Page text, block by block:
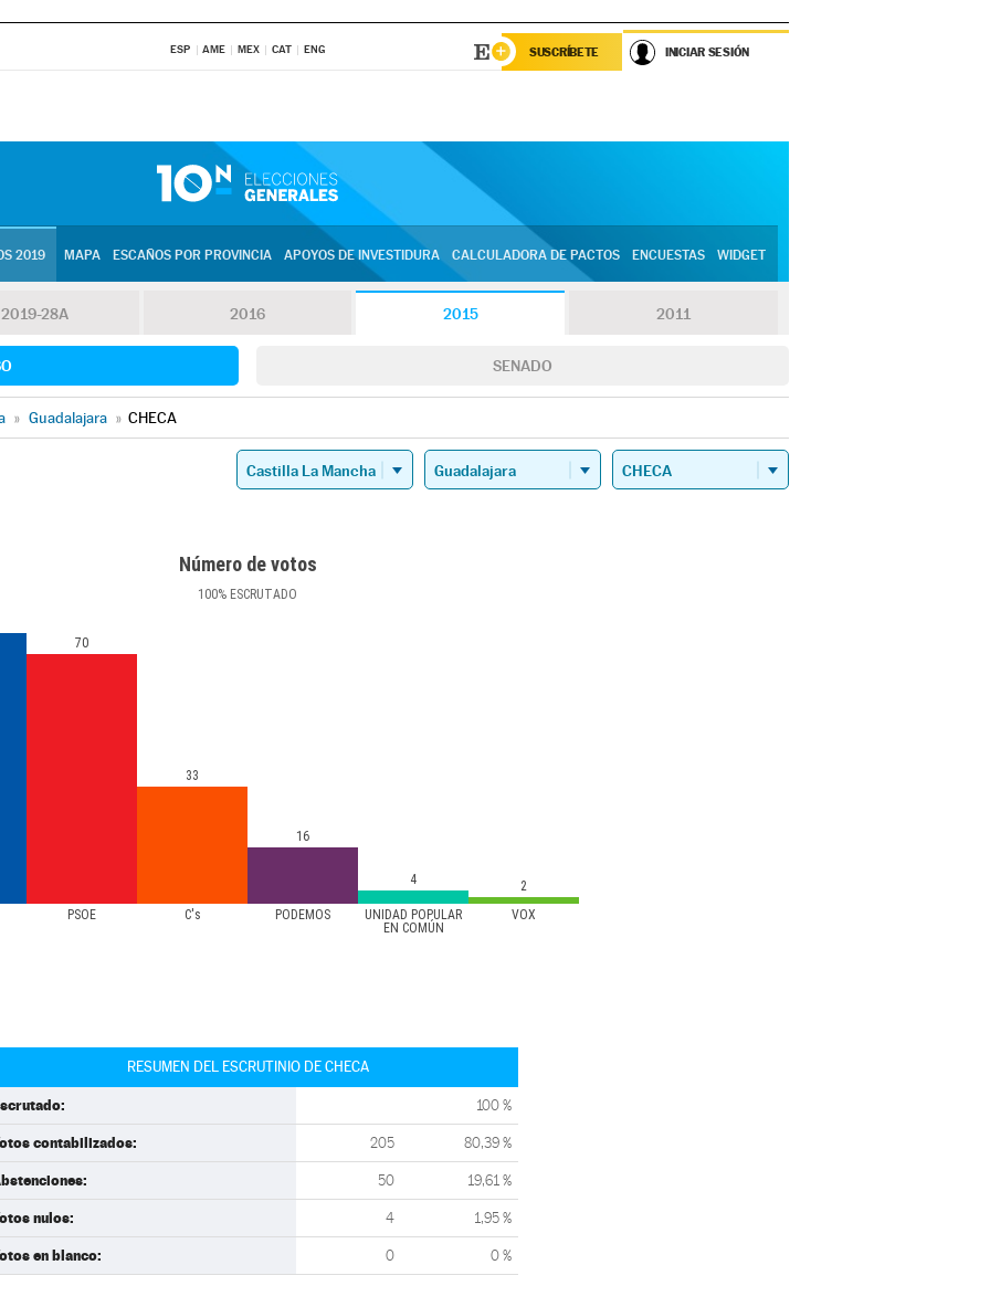
ESP AME MEX CAT ENG SUSCRÍBETE INICIAR SESIÓN
2019 MAPA ESCAÑOS POR PROVINCIA APOYOS DE INVESTIDURA CALCULADORA DE PACTOS ENCUESTAS WIDGET
2019-28A 2016 2015 2011
SENADO
» Guadalajara » CHECA
Número de votos
100% ESCRUTADO
PSOE C's PODEMOS
UNIDAD POPULAR
EN COMÚN
VOX
70
33
16
4 2
RESUMEN DEL ESCRUTINIO DE CHECA
100 %
contabilizados: 205 80,39 %
50 19,61 %
nulos: 4 1,95 %
en blanco: 0 0 %